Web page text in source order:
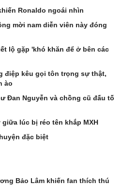
Ronaldo ngoái nhìn
mời nam diễn viên này đóng
lộ gặp 'khó khăn để ở bên các
điệp kêu gọi tôn trọng sự thật,
ào
Đan Nguyễn và chồng cũ đấu tố
lúc bị réo tên khắp MXH
đặc biệt
Bảo Lâm khiến fan thích thú